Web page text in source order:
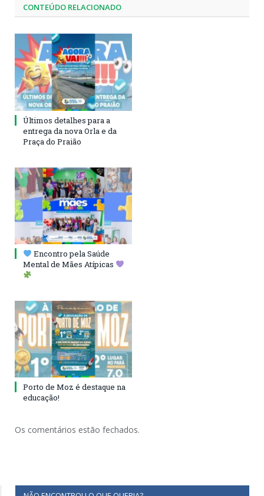
CONTEÚDO RELACIONADO
Últimos detalhes para a
entrega da nova Orla e da
Praça do Praião
Encontro pela Saúde
Mental de Mães Atípicas
Porto de Moz é destaque na
educação!
Os comentários estão fechados.